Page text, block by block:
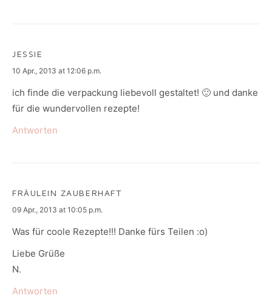
JESSIE
says:
10 Apr., 2013 at 12:06 p.m.
ich finde die verpackung liebevoll gestaltet! 🙂 und danke
für die wundervollen rezepte!
Antworten
FRÄULEIN ZAUBERHAFT
says:
09 Apr., 2013 at 10:05 p.m.
Was für coole Rezepte!!! Danke fürs Teilen :o)
Liebe Grüße
N.
Antworten